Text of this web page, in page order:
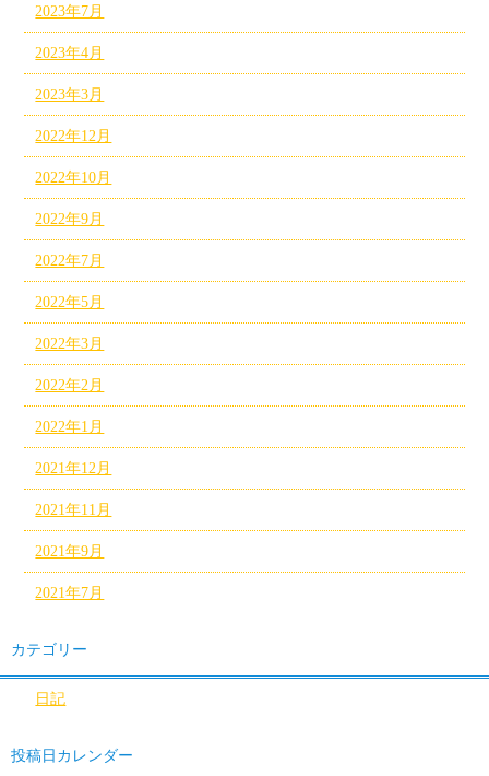
2023年7月
2023年4月
2023年3月
2022年12月
2022年10月
2022年9月
2022年7月
2022年5月
2022年3月
2022年2月
2022年1月
2021年12月
2021年11月
2021年9月
2021年7月
カテゴリー
日記
投稿日カレンダー